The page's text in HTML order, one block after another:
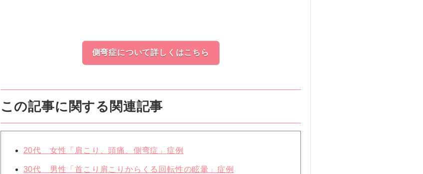
側弯症について詳しくはこちら
この記事に関する関連記事
20代 女性「肩こり、頭痛、側弯症」症例
30代 男性「首こり肩こりからくる回転性の眩暈」症例